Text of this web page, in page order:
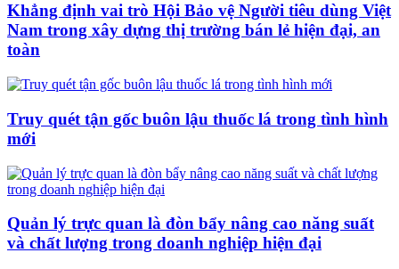
Khẳng định vai trò Hội Bảo vệ Người tiêu dùng Việt
Nam trong xây dựng thị trường bán lẻ hiện đại, an
toàn
Truy quét tận gốc buôn lậu thuốc lá trong tình hình
mới
Quản lý trực quan là đòn bẩy nâng cao năng suất
và chất lượng trong doanh nghiệp hiện đại